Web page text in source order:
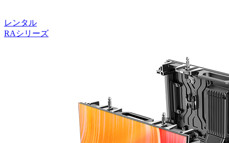
レンタル
RAシリーズ